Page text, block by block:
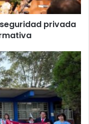
privada